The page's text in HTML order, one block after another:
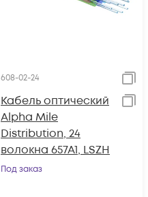
608-02-24
Кабель оптический
Alpha Mile
Distribution, 24
волокна 657A1, LSZH
Под заказ